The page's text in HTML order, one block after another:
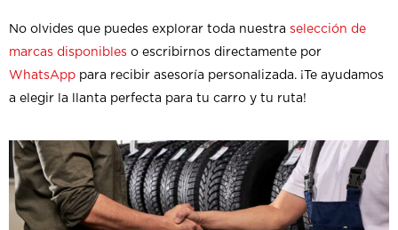
No olvides que puedes explorar toda nuestra selección de
marcas disponibles o escribirnos directamente por
WhatsApp para recibir asesoría personalizada. ¡Te ayudamos
a elegir la llanta perfecta para tu carro y tu ruta!